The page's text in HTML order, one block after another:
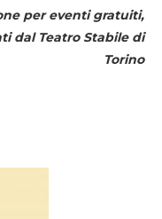
per eventi gratuiti,
dal Teatro Stabile di
Torino